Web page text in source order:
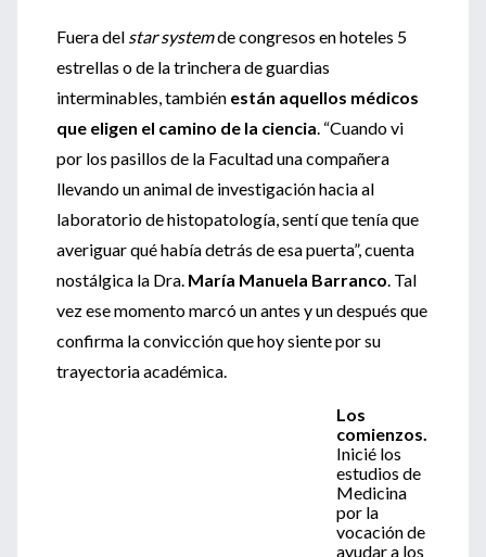
Fuera del star systemde congresos en hoteles 5
estrellas o de la trinchera de guardias
interminables, también están aquellos médicos
que eligen el camino de la ciencia. “Cuando vi
por los pasillos de la Facultad una compañera
llevando un animal de investigación hacia al
laboratorio de histopatología, sentí que tenía que
averiguar qué había detrás de esa puerta”, cuenta
nostálgica la Dra. María Manuela Barranco. Tal
vez ese momento marcó un antes y un después que
confirma la convicción que hoy siente por su
trayectoria académica.
Los
comienzos.
Inicié los
estudios de
Medicina
por la
vocación de
ayudar a los